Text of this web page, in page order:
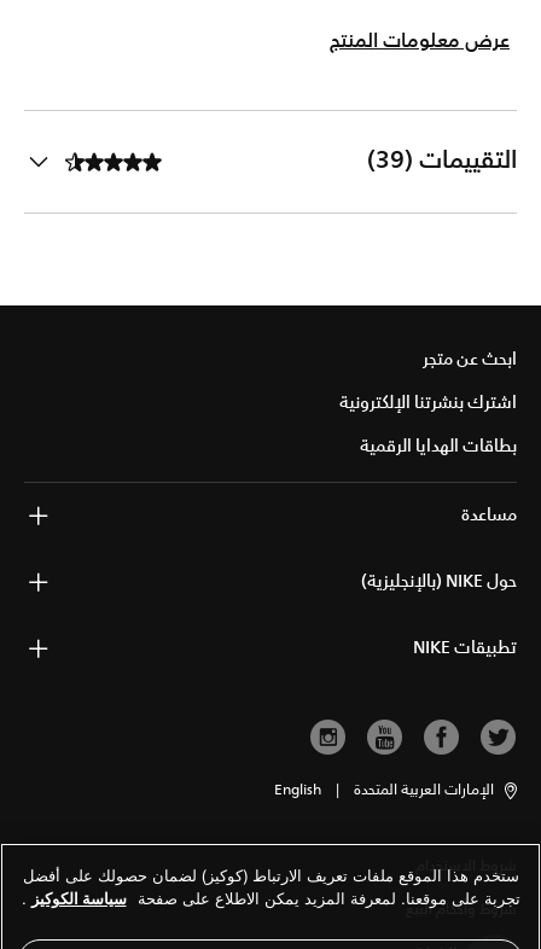
عرض معلومات المنتج
التقييمات (39)
ابحث عن متجر
اشترك بنشرتنا الإلكترونية
بطاقات الهدايا الرقمية
مساعدة
حول NIKE (بالإنجليزية)
تطبيقات NIKE
الإمارات العربية المتحدة |
English
شروط الاستخدام
شروط وأحكام البيع
ستخدم هذا الموقع ملفات تعريف الارتباط (كوكيز) لضمان حصولك على أفضل
تجربة على موقعنا. لمعرفة المزيد يمكن الاطلاع على صفحة سياسة الكوكيز .